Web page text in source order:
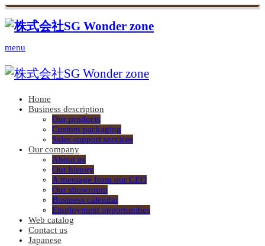
menu
Home
Business description
Our products
Custom packaging
Sales support services
Our company
About us
Our history
A message from our CEO
Our showroom
Business calendar
Employment opportunities
Web catalog
Contact us
Japanese